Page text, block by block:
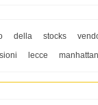
della stocks
lecce manhattan